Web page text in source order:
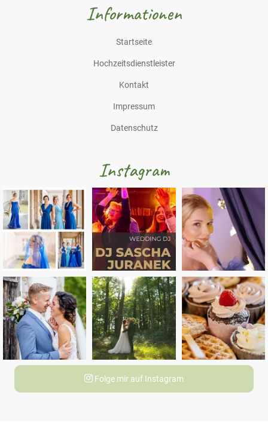
Informationen
Startseite
Hochzeitsdienstleister
Kontakt
Impressum
Datenschutz
Instagram
Folge mir auf Instagram